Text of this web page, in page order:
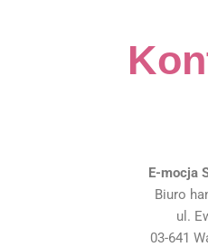
E-mocja
Biuro
ul.
03-641